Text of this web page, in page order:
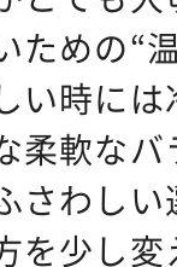
ための“
い時に
柔軟な
さわし
を少し